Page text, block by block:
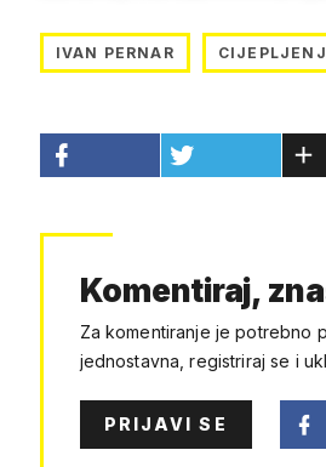
IVAN PERNAR
Komentiraj,
Za komentiranje je potrebno
jednostavna, registriraj se i
PRIJAVI SE